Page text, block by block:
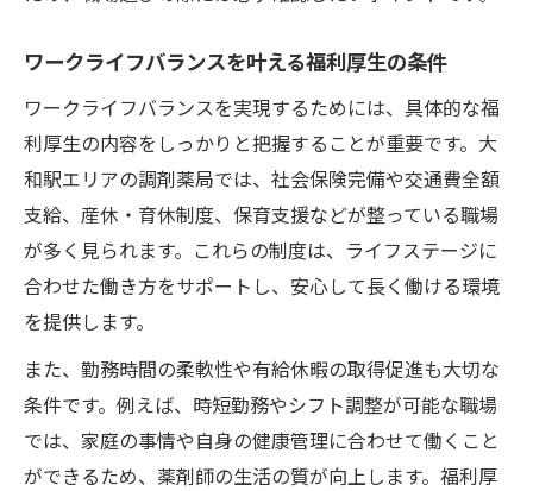
ワークライフバランスを叶える福利厚生の条件
ワークライフバランスを実現するためには、具体的な福
利厚生の内容をしっかりと把握することが重要です。大
和駅エリアの調剤薬局では、社会保険完備や交通費全額
支給、産休・育休制度、保育支援などが整っている職場
が多く見られます。これらの制度は、ライフステージに
合わせた働き方をサポートし、安心して長く働ける環境
を提供します。
また、勤務時間の柔軟性や有給休暇の取得促進も大切な
条件です。例えば、時短勤務やシフト調整が可能な職場
では、家庭の事情や自身の健康管理に合わせて働くこと
ができるため、薬剤師の生活の質が向上します。福利厚